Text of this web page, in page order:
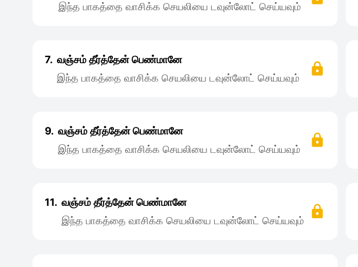
இந்த பாகத்தை வாசிக்க செயலியை டவுன்லோட் செய்யவும்
7. வஞ்சம் தீர்த்தேன் பெண்மானே
இந்த பாகத்தை வாசிக்க செயலியை டவுன்லோட் செய்யவும்
9. வஞ்சம் தீர்த்தேன் பெண்மானே
இந்த பாகத்தை வாசிக்க செயலியை டவுன்லோட் செய்யவும்
11. வஞ்சம் தீர்த்தேன் பெண்மானே
இந்த பாகத்தை வாசிக்க செயலியை டவுன்லோட் செய்யவும்